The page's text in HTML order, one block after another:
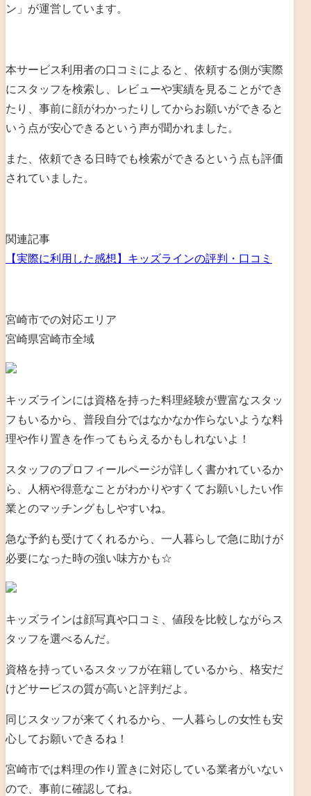
ン 」が運営しています。
本サービス利用者の口コミによると、依頼する側が実際
にスタッフを検索し、レビューや実績を見ることができ
たり、事前に顔がわかったりしてからお願いができると
いう点が安心できるという声が聞かれました。
また、依頼できる日時でも検索ができるという点も評価
されていました。
関連記事
【実際に利用した感想】キッズラインの評判・口コミ
宮崎市での対応エリア
宮崎県宮崎市全域
キッズラインには資格を持った料理経験が豊富なスタッ
フもいるから、 普段自分ではなかなか作らないような料
理や作り置きを作ってもらえるかもしれないよ！
スタッフのプロフィールページが詳しく書かれているか
ら、人柄や得意なことがわかりやすくてお願いしたい作
業とのマッチングもしやすいね。
急な予約も受けてくれるから、一人暮らしで急に助けが
必要になった時の強い味方かも☆
キッズラインは顔写真や口コミ、値段を比較しながらス
タッフを選べるんだ。
資格を持っているスタッフが在籍しているから、格安だ
けどサービスの質が高いと評判だよ。
同じスタッフが来てくれるから、一人暮らしの女性も安
心してお願いできるね！
宮崎市では料理の作り置きに対応している業者がいない
ので、事前に確認してね。